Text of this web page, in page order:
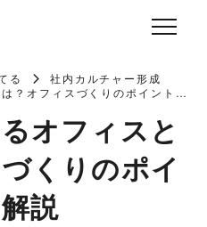
る
社内カルチャー形成
？オフィスづくりのポイントと
オフィスと
くりのポイ
説